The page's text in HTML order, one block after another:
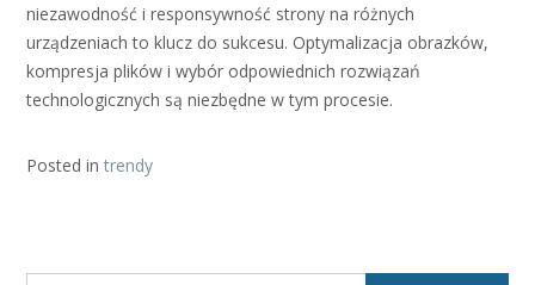
niezawodność i responsywność strony na różnych
urządzeniach to klucz do sukcesu. Optymalizacja obrazków,
kompresja plików i wybór odpowiednich rozwiązań
technologicznych są niezbędne w tym procesie.
Posted in trendy